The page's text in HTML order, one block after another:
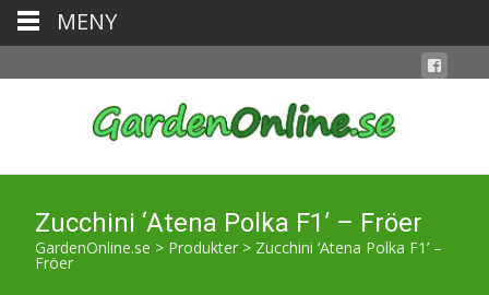
Zucchini ‘Atena Polka F1’ – Fröer
GardenOnline.se > Produkter > Zucchini ‘Atena Polka F1’ –
Fröer
MENY